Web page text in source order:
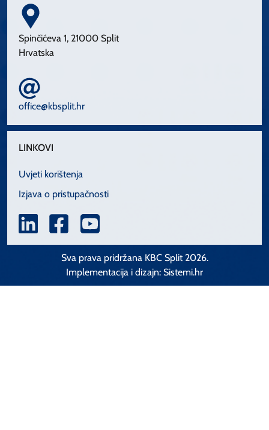
Spinčićeva 1, 21000 Split
Hrvatska
office@kbsplit.hr
LINKOVI
Uvjeti korištenja
Izjava o pristupačnosti
Sva prava pridržana KBC Split 2026.
Implementacija i dizajn: Sistemi.hr